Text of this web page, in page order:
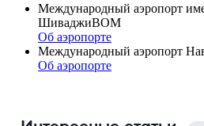
Международный аэропорт
ШиваджиBOM
Об аэропорте
Международный аэропорт
Об аэропорте